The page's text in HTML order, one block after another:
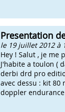
Presentation
le 19 juillet 2012 à
Hey ! Salut , je me
J'habite a toulon (
derbi drd pro
avec dessu : kit 80
doppler